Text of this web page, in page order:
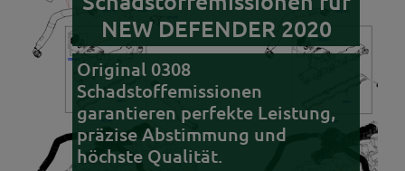
NEW DEFENDER 2020
Original 0308
Schadstoffemissionen
garantieren perfekte Leistung,
präzise Abstimmung und
höchste Qualität.